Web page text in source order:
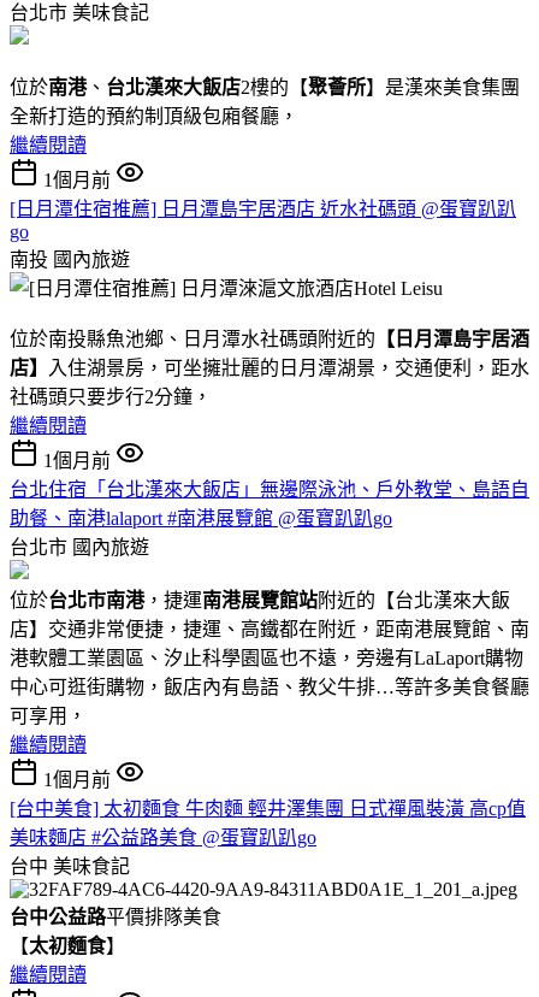
台北市 美味食記
位於南港、 台北漢來大飯店2樓的【聚薈所】是漢來美食集團
全新打造的預約制頂級包廂餐廳，
繼續閱讀
1個月前
[日月潭住宿推薦] 日月潭島宇居酒店 近水社碼頭 @蛋寶趴趴
go
南投 國內旅遊
位於南投縣魚池鄉、日月潭水社碼頭附近的 【日月潭島宇居酒
店】
入住湖景房，可坐擁壯麗的日月潭湖景，交通便利，距水
社碼頭只要步行2分鐘，
繼續閱讀
1個月前
台北住宿「台北漢來大飯店」無邊際泳池、戶外教堂、島語自
助餐、南港lalaport #南港展覽館 @蛋寶趴趴go
台北市 國內旅遊
位於台北市南港，捷運南港展覽館站附近的【台北漢來大飯
店】交通非常便捷，捷運、高鐵都在附近，距南港展覽館、南
港軟體工業園區、汐止科學園區也不遠，旁邊有LaLaport購物
中心可逛街購物，飯店內有島語、教父牛排…等許多美食餐廳
可享用，
繼續閱讀
1個月前
[台中美食] 太初麵食 牛肉麵 輕井澤集團 日式禪風裝潢 高cp值
美味麵店 #公益路美食 @蛋寶趴趴go
台中 美味食記
台中公益路平價排隊美食
【太初麵食】
繼續閱讀